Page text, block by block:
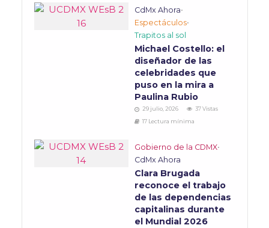
CdMx Ahora•
Espectáculos•
Trapitos al sol
Michael Costello: el
diseñador de las
celebridades que
puso en la mira a
Paulina Rubio
29 julio, 2026
37 Vistas
17 Lectura mínima
Gobierno de la CDMX•
CdMx Ahora
Clara Brugada
reconoce el trabajo
de las dependencias
capitalinas durante
el Mundial 2026